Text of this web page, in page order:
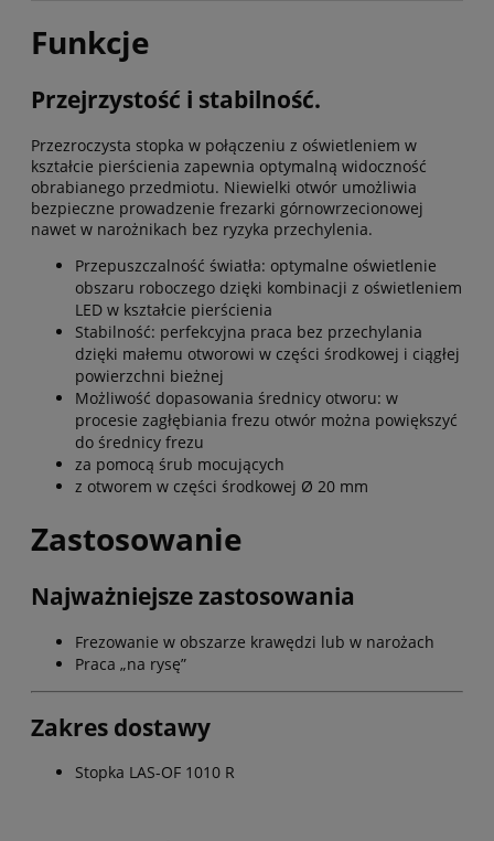
Funkcje
Przejrzystość i stabilność.
Przezroczysta stopka w połączeniu z oświetleniem w
kształcie pierścienia zapewnia optymalną widoczność
obrabianego przedmiotu. Niewielki otwór umożliwia
bezpieczne prowadzenie frezarki górnowrzecionowej
nawet w narożnikach bez ryzyka przechylenia.
Przepuszczalność światła: optymalne oświetlenie
obszaru roboczego dzięki kombinacji z oświetleniem
LED w kształcie pierścienia
Stabilność: perfekcyjna praca bez przechylania
dzięki małemu otworowi w części środkowej i ciągłej
powierzchni bieżnej
Możliwość dopasowania średnicy otworu: w
procesie zagłębiania frezu otwór można powiększyć
do średnicy frezu
za pomocą śrub mocujących
z otworem w części środkowej Ø 20 mm
Zastosowanie
Najważniejsze zastosowania
Frezowanie w obszarze krawędzi lub w narożach
Praca „na rysę”
Zakres dostawy
Stopka LAS-OF 1010 R